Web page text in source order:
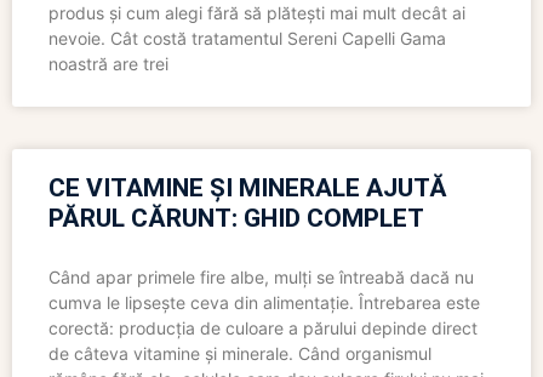
produs și cum alegi fără să plătești mai mult decât ai
nevoie. Cât costă tratamentul Sereni Capelli Gama
noastră are trei
CE VITAMINE ȘI MINERALE AJUTĂ
PĂRUL CĂRUNT: GHID COMPLET
Când apar primele fire albe, mulți se întreabă dacă nu
cumva le lipsește ceva din alimentație. Întrebarea este
corectă: producția de culoare a părului depinde direct
de câteva vitamine și minerale. Când organismul